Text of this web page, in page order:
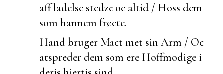
aff ladelse stedze oc altid / Hoss dem
som hannem frøcte.
Hand bruger Mact met sin Arm / Oc
atspreder dem som ere Hoffmodige i